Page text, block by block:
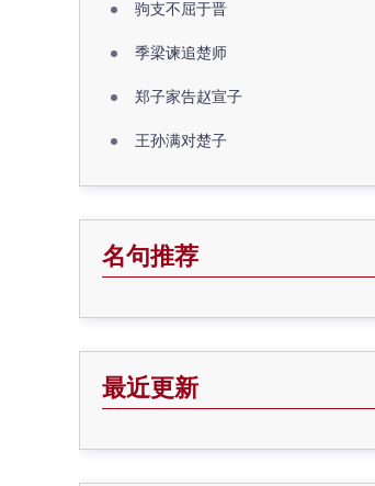
驹支不屈于晋
季梁谏追楚师
郑子家告赵宣子
王孙满对楚子
名句推荐
最近更新